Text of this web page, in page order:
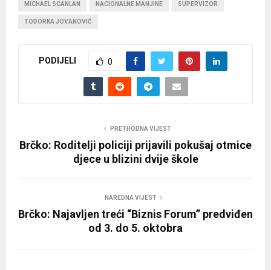
MICHAEL SCANLAN NACIONALNE MANJINE SUPERVIZOR
TODORKA JOVANOVIĆ
PODIJELI 0
PRETHODNA VIJEST
Brčko: Roditelji policiji prijavili pokušaj otmice
djece u blizini dvije škole
NAREDNA VIJEST
Brčko: Najavljen treći “Biznis Forum” predviđen
od 3. do 5. oktobra